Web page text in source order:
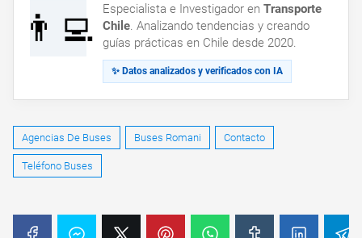
👨‍💻 Especialista e Investigador en Transporte
Chile. Analizando tendencias y creando
guías prácticas en Chile desde 2020.
✨ Datos analizados y verificados con IA
Agencias De Buses Buses Romani Contacto
Teléfono Buses